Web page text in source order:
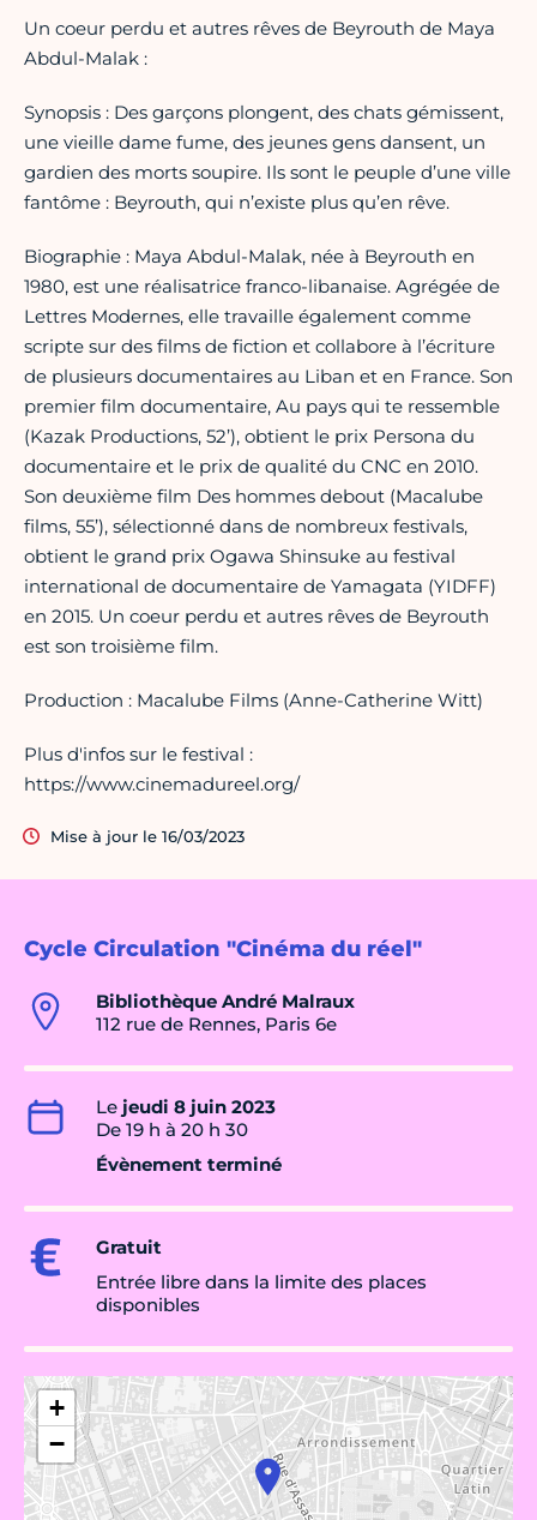
Cycle Circulation "Cinéma du réel"
Bibliothèque André Malraux
112 rue de Rennes, Paris 6e
Le jeudi 8 juin 2023
De 19 h à 20 h 30
Évènement terminé
Gratuit
Entrée libre dans la limite des places
disponibles
+
−
Un coeur perdu et autres rêves de Beyrouth de Maya
Abdul-Malak :
Synopsis : Des garçons plongent, des chats gémissent,
une vieille dame fume, des jeunes gens dansent, un
gardien des morts soupire. Ils sont le peuple d’une ville
fantôme : Beyrouth, qui n’existe plus qu’en rêve.
Biographie : Maya Abdul-Malak, née à Beyrouth en
1980, est une réalisatrice franco-libanaise. Agrégée de
Lettres Modernes, elle travaille également comme
scripte sur des films de fiction et collabore à l’écriture
de plusieurs documentaires au Liban et en France. Son
premier film documentaire, Au pays qui te ressemble
(Kazak Productions, 52’), obtient le prix Persona du
documentaire et le prix de qualité du CNC en 2010.
Son deuxième film Des hommes debout (Macalube
films, 55’), sélectionné dans de nombreux festivals,
obtient le grand prix Ogawa Shinsuke au festival
international de documentaire de Yamagata (YIDFF)
en 2015. Un coeur perdu et autres rêves de Beyrouth
est son troisième film.
Production : Macalube Films (Anne-Catherine Witt)
Plus d'infos sur le festival :
https://www.cinemadureel.org/
Mise à jour le 16/03/2023